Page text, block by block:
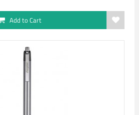
Add to Cart